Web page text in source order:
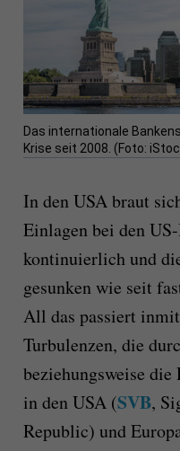
Das internationale
Krise seit 2008. (Foto:
In den USA braut
Einlagen bei den
kontinuierlich und
gesunken wie seit
All das passiert
Turbulenzen, die
beziehungsweise die
inden USA (SVB,
Republic) und